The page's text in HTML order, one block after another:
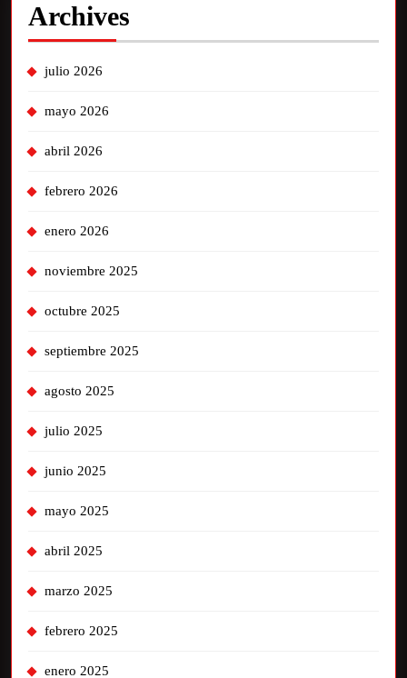
Archives
julio 2026
mayo 2026
abril 2026
febrero 2026
enero 2026
noviembre 2025
octubre 2025
septiembre 2025
agosto 2025
julio 2025
junio 2025
mayo 2025
abril 2025
marzo 2025
febrero 2025
enero 2025